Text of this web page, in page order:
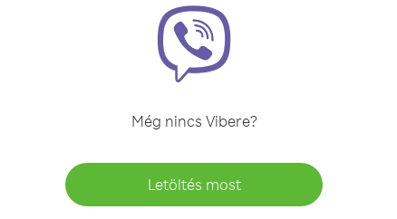
Még nincs Vibere?
Letöltés most